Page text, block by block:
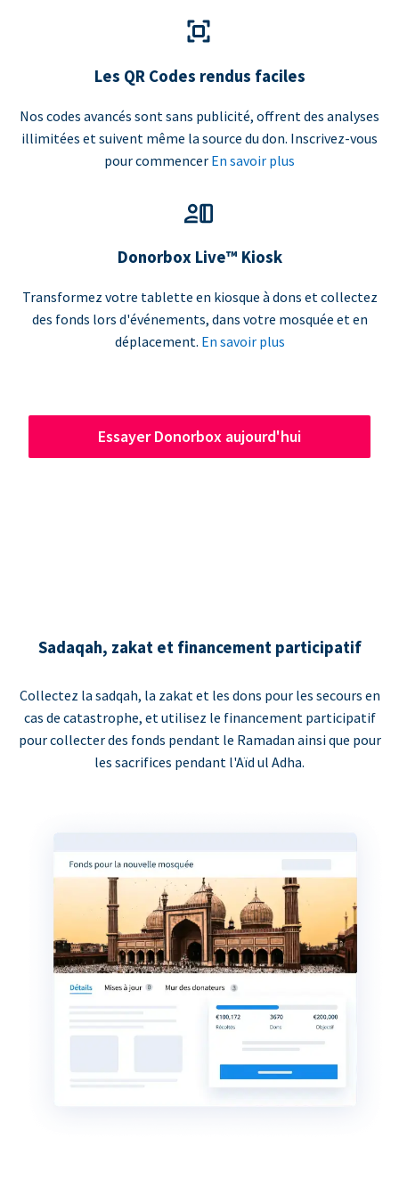
Les QR Codes rendus faciles
Nos codes avancés sont sans publicité, offrent des analyses
illimitées et suivent même la source du don. Inscrivez-vous
pour commencer En savoir plus
Donorbox Live™ Kiosk
Transformez votre tablette en kiosque à dons et collectez
des fonds lors d'événements, dans votre mosquée et en
déplacement. En savoir plus
Essayer Donorbox aujourd'hui
Sadaqah, zakat et financement participatif
Collectez la sadqah, la zakat et les dons pour les secours en
cas de catastrophe, et utilisez le financement participatif
pour collecter des fonds pendant le Ramadan ainsi que pour
les sacrifices pendant l'Aïd ul Adha.